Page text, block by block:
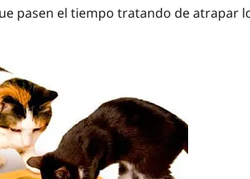
pasen el tiempo tratando de atrapar